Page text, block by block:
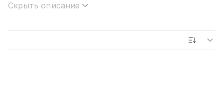
Скрыть описание